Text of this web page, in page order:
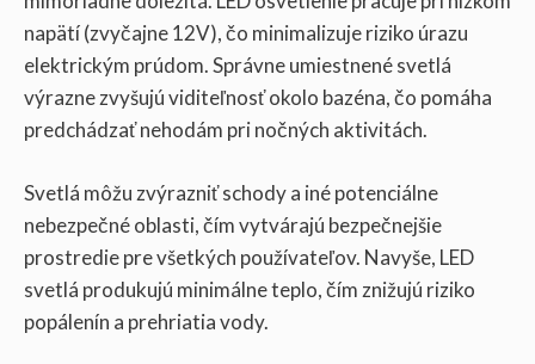
napätí (zvyčajne 12V), čo minimalizuje riziko úrazu
elektrickým prúdom. Správne umiestnené svetlá
výrazne zvyšujú viditeľnosť okolo bazéna, čo pomáha
predchádzať nehodám pri nočných aktivitách.
Svetlá môžu zvýrazniť schody a iné potenciálne
nebezpečné oblasti, čím vytvárajú bezpečnejšie
prostredie pre všetkých používateľov. Navyše, LED
svetlá produkujú minimálne teplo, čím znižujú riziko
popálenín a prehriatia vody.